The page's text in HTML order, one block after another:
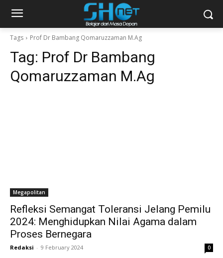
Tags Prof Dr Bambang Qomaruzzaman M.Ag
Tag: Prof Dr Bambang
Qomaruzzaman M.Ag
Megapolitan
Refleksi Semangat Toleransi Jelang Pemilu
2024: Menghidupkan Nilai Agama dalam
Proses Bernegara
Redaksi - 9 February 2024 0